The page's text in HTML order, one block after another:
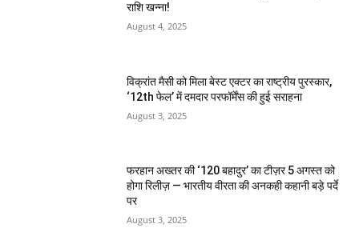
राशि खन्ना!
August 4, 2025
विक्रांत मैसी को मिला बेस्ट एक्टर का राष्ट्रीय पुरस्कार,
‘12th फेल’ में दमदार परफॉर्मेंस की हुई सराहना
August 3, 2025
फरहान अख्तर की ‘120 बहादुर’ का टीज़र 5 अगस्त को
होगा रिलीज़ — भारतीय वीरता की अनकही कहानी बड़े पर्दे
पर
August 3, 2025